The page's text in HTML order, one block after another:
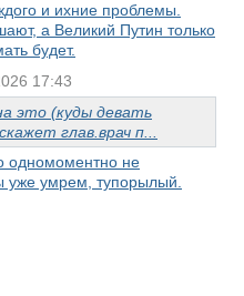
и ихние проблемы.
а Великий Путин только
будет.
17:43
это (куды девать
глав.врач п...
одномоментно не
уже умрем, тупорылый.